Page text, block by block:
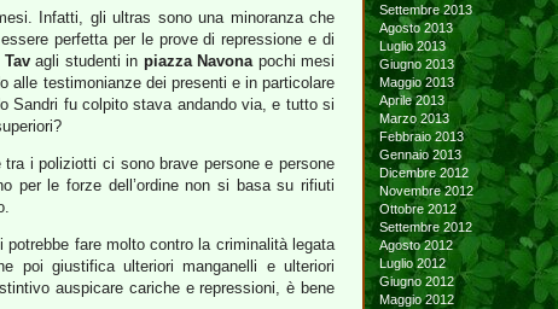
Infatti, gli ultras sono una minoranza che
perfetta per le prove di repressione e di
Tavagli studenti in piazza Navonapochi mesi
alle testimonianze dei presenti e in particolare
Sandri fu colpito stava andando via, e tutto si
i poliziotti ci sono brave persone e persone
per le forze dell’ordine non si basa su rifiuti
fare molto contro la criminalità legata
poi giustifica ulteriori manganelli e ulteriori
auspicare cariche e repressioni, è bene
Settembre 2013
Agosto 2013
Luglio 2013
Giugno 2013
Maggio 2013
Aprile 2013
Marzo 2013
Febbraio 2013
Gennaio 2013
Dicembre 2012
Novembre 2012
Ottobre 2012
Settembre 2012
Agosto 2012
Luglio 2012
Giugno 2012
Maggio 2012